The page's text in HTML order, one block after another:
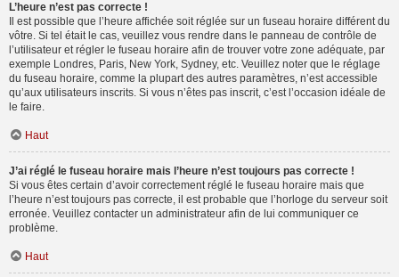
L’heure n’est pas correcte !
Il est possible que l’heure affichée soit réglée sur un fuseau horaire différent du
vôtre. Si tel était le cas, veuillez vous rendre dans le panneau de contrôle de
l’utilisateur et régler le fuseau horaire afin de trouver votre zone adéquate, par
exemple Londres, Paris, New York, Sydney, etc. Veuillez noter que le réglage
du fuseau horaire, comme la plupart des autres paramètres, n’est accessible
qu’aux utilisateurs inscrits. Si vous n’êtes pas inscrit, c’est l’occasion idéale de
le faire.
Haut
J’ai réglé le fuseau horaire mais l’heure n’est toujours pas correcte !
Si vous êtes certain d’avoir correctement réglé le fuseau horaire mais que
l’heure n’est toujours pas correcte, il est probable que l’horloge du serveur soit
erronée. Veuillez contacter un administrateur afin de lui communiquer ce
problème.
Haut